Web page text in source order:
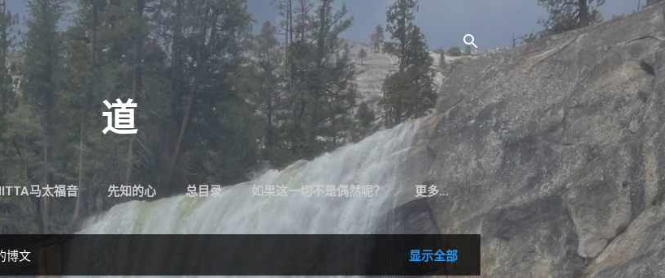
跳至主要内容
道
马太福音 先知的心 总目录 如果这一切不是偶然呢？ 更多…
博文 显示全部